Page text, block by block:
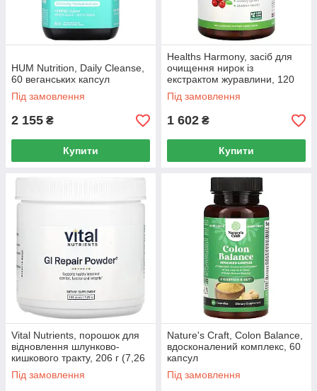
HUM Nutrition, Daily Cleanse,
60 веганських капсул
Під замовлення
2 155 ₴
Купити
Healths Harmony, засіб для
очищення нирок із
екстрактом журавлини, 120
капсул
Під замовлення
1 602 ₴
Купити
Vital Nutrients, порошок для
відновлення шлунково-
кишкового тракту, 206 г (7,26
унції)
Під замовлення
Nature's Craft, Colon Balance,
вдосконалений комплекс, 60
капсул
Під замовлення